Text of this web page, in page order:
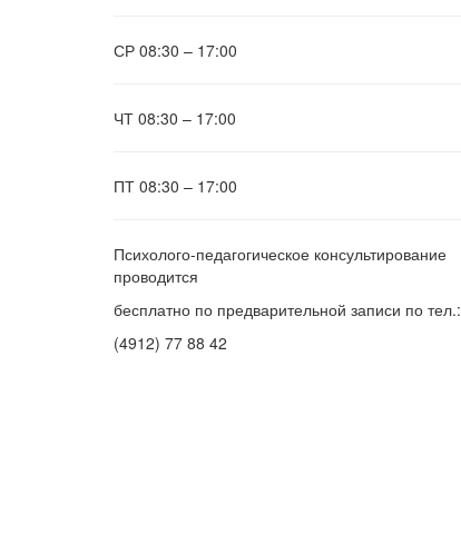
СР 08:30 – 17:00
ЧТ 08:30 – 17:00
ПТ 08:30 – 17:00
Психолого-педагогическое консультирование
проводится
бесплатно по предварительной записи по тел.:
(4912) 77 88 42